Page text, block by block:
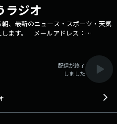
ラジオ
、最新のニュース・スポーツ・天気
ます。 メールアドレス：
ムページ
のラジオショッピング 7:00 ニュース
オン 7:12 おはようフォーカス 7:28
の三枚おろし 7:39 数字クイズ解答
、昭和。あの日あのとき。 8:50 中
配信が終了
しました